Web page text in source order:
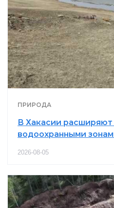
ПРИРОДА
В Хакасии расширяют
водоохранными
2026-08-05